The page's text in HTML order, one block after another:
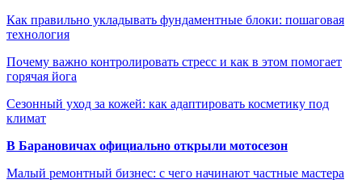
Как правильно укладывать фундаментные блоки: пошаговая
технология
Почему важно контролировать стресс и как в этом помогает
горячая йога
Сезонный уход за кожей: как адаптировать косметику под
климат
В Барановичах официально открыли мотосезон
Малый ремонтный бизнес: с чего начинают частные мастера